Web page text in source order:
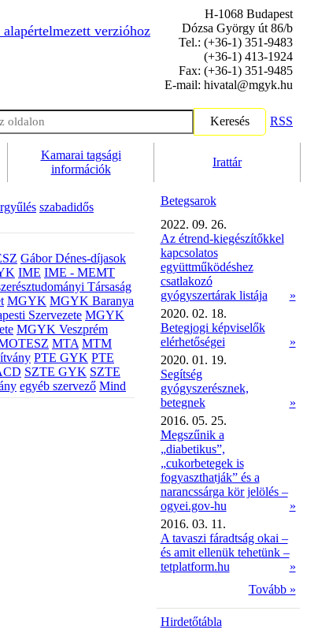
alapértelmezett verzióhoz
H-1068 Budapest
Dózsa György út 86/b
Tel.: (+36-1) 351-9483
(+36-1) 413-1924
Fax: (+36-1) 351-9485
E-mail: hivatal@mgyk.hu
Keresés RSS
Kamarai tagsági
információk
Irattár
szabadidős
Gábor Dénes-díjasok
IME IME - MEMT
Társaság
MGYK MGYK Baranya
Szervezete MGYK
MGYK Veszprém
MTA MTM
PTE GYK PTE
SZTE GYK SZTE
egyéb szervező Mind
Betegsarok
2022. 09. 26.
Az étrend-kiegészítőkkel
kapcsolatos
együttműködéshez
csatlakozó
gyógyszertárak listája
»
2020. 02. 18.
Betegjogi képviselők
elérhetőségei
»
2020. 01. 19.
Segítség
gyógyszerésznek,
betegnek
»
2016. 05. 25.
Megszűnik a
„diabetikus”,
„cukorbetegek is
fogyaszthatják” és a
narancssárga kör jelölés –
ogyei.gov-hu
»
2016. 03. 11.
A tavaszi fáradtság okai –
és amit ellenük tehetünk –
tetplatform.hu
»
Tovább »
Hirdetőtábla